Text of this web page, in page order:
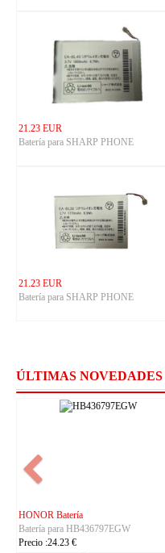
21.23 EUR
Batería para SHARP PHONE
21.23 EUR
Batería para SHARP PHONE
ÚLTIMAS NOVEDADES
NOKIA Batería
Batería para BL-25AA